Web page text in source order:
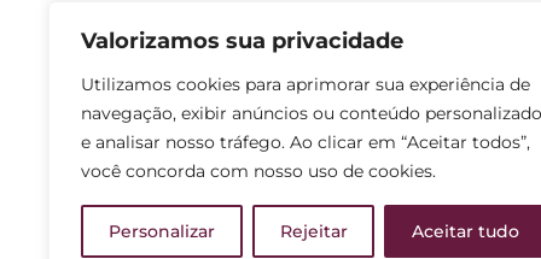
Valorizamos sua privacidade
Utilizamos cookies para aprimorar sua experiência de
navegação, exibir anúncios ou conteúdo personalizado
e analisar nosso tráfego. Ao clicar em “Aceitar todos”,
você concorda com nosso uso de cookies.
Personalizar Rejeitar Aceitar tudo